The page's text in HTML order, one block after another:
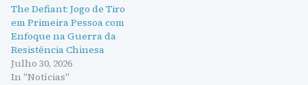
The Defiant: Jogo de Tiro
em Primeira Pessoa com
Enfoque na Guerra da
Resistência Chinesa
Julho 30, 2026
In "Notícias"